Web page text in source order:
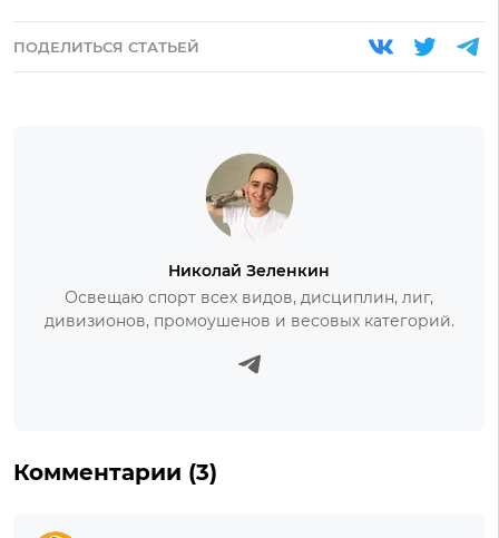
ПОДЕЛИТЬСЯ СТАТЬЕЙ
Николай Зеленкин
Освещаю спорт всех видов, дисциплин, лиг,
дивизионов, промоушенов и весовых категорий.
Комментарии (3)